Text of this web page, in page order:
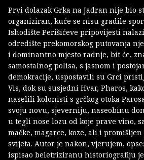
Prvi dolazak Grka na Jadran nije bio
organiziran, kuće se nisu gradile
Ishodište Perišićeve pripovijesti
odredište prekomorskog putovanja
i dominantno mjesto radnje, bit će,
samostalnog polisa, s jasnom i
demokracije, uspostavili su Grci
Vis, dok su susjedni Hvar, Pharos,
naselili kolonisti s grčkog otoka
svoju novu, sjeverniju, naseobinu
u tegli nose lozu od koje prave vino,
mačke, magarce, koze, ali i
svijeta. Autor je nakon, vjerujem,
ispisao beletriziranu historiografiju